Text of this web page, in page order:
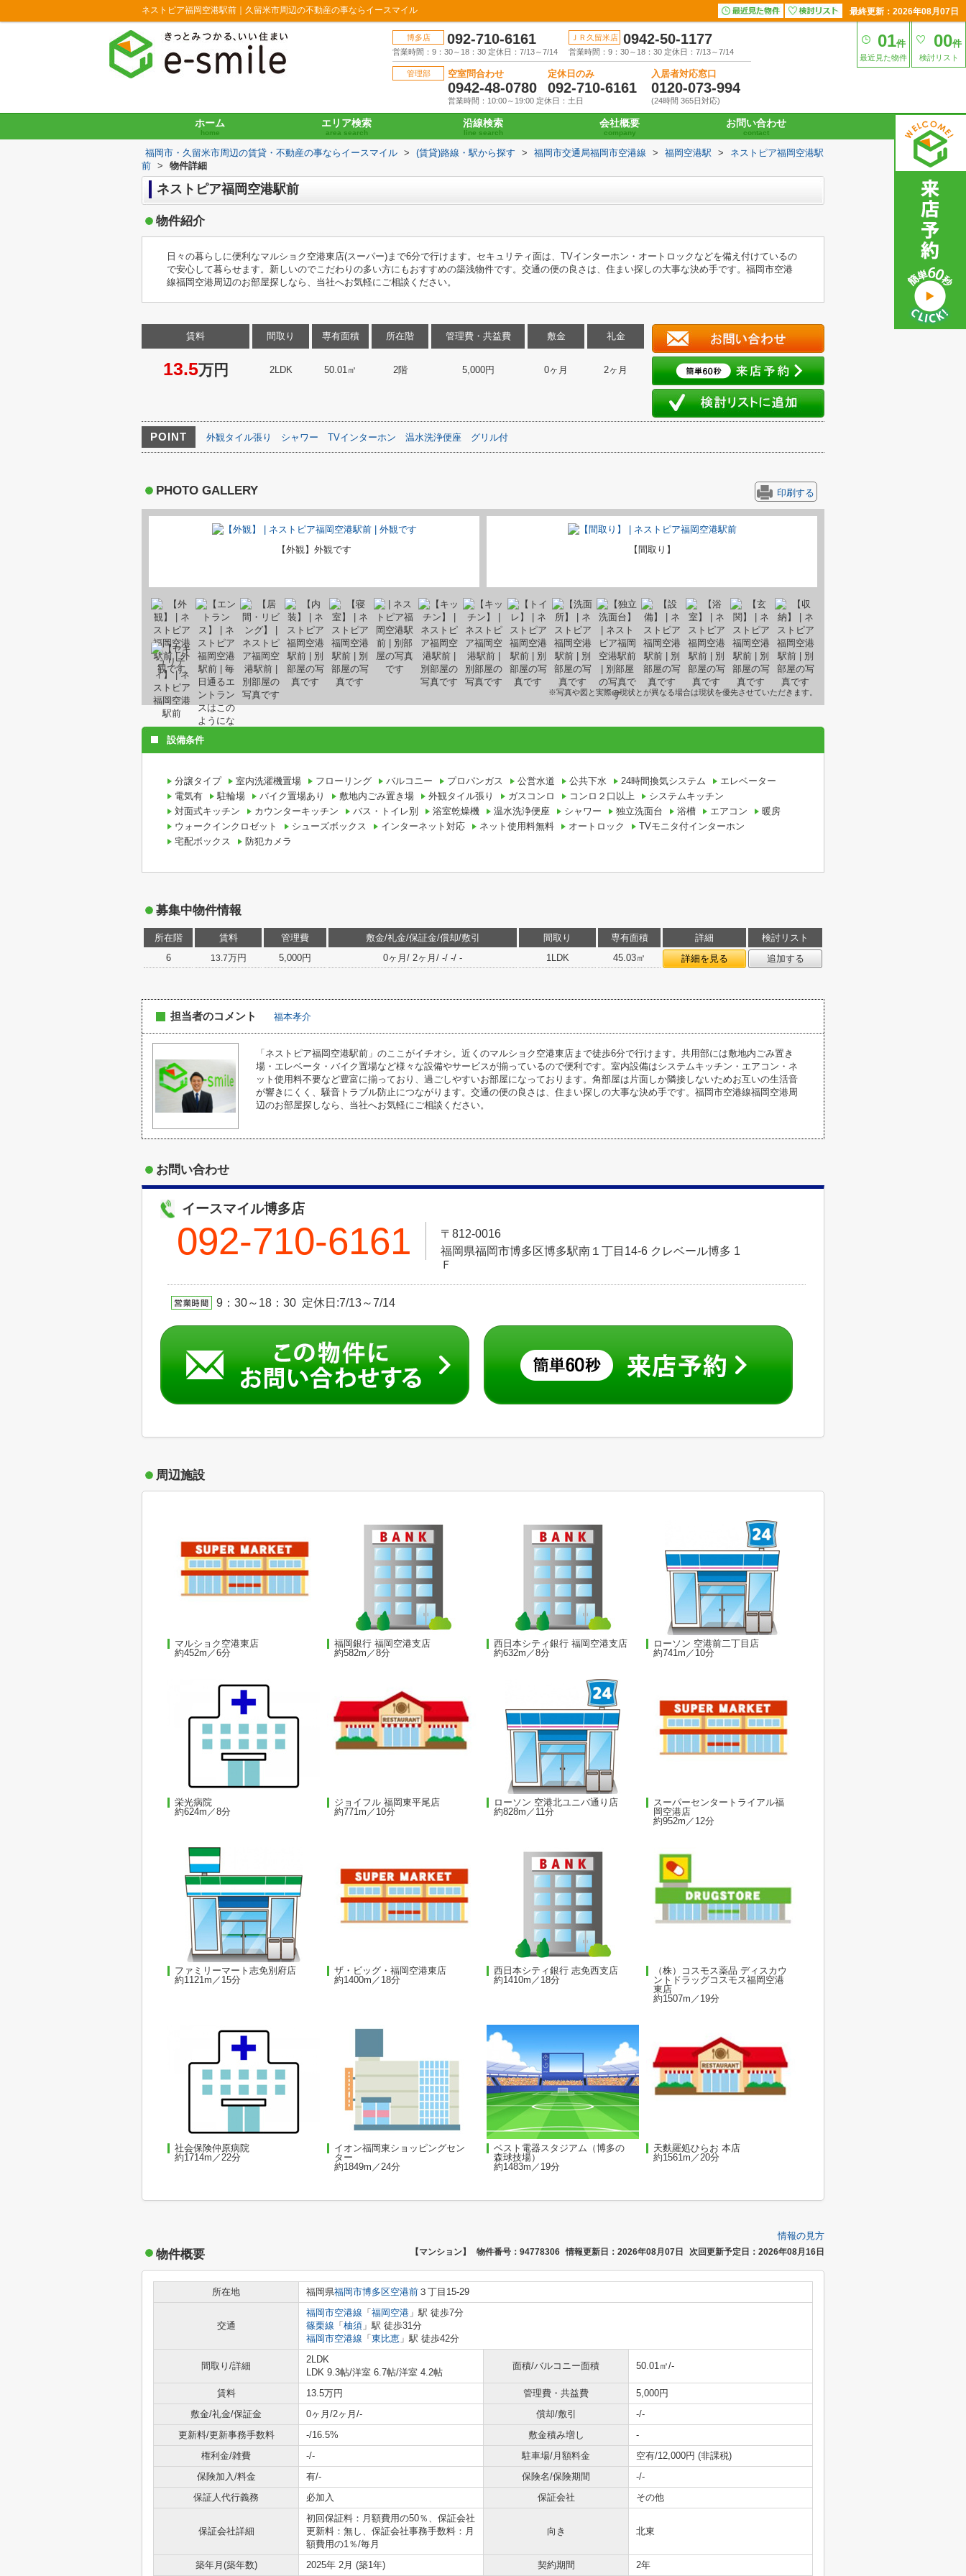
ネストピア福岡空港駅前｜久留米市周辺の不動産の事ならイースマイル 最終更新：2026年08月07日
博多店 092-710-6161
営業時間：9：30～18：30 定休日：7/13～7/14
ＪＲ久留米店 0942-50-1177
営業時間：9：30～18：30 定休日：7/13～7/14
管理部 空室問合わせ
0942-48-0780
定休日のみ
092-710-6161
営業時間：10:00～19:00 定休日：土日
入居者対応窓口
0120-073-994
(24時間 365日対応)
01件
最近見た物件
00件
検討リスト
ホーム
home
エリア検索
area search
沿線検索
line search
会社概要
company
お問い合わせ
contact
福岡市・久留米市周辺の賃貸・不動産の事ならイースマイル > (賃貸)路線・駅から探す > 福岡市交通局福岡市空港線 > 福岡空港駅 >
ネストピア福岡空港駅
前 > 物件詳細
ネストピア福岡空港駅前
物件紹介
日々の暮らしに便利なマルショク空港東店(スーパー)まで6分で行けます。セキュリティ面は、TVインターホン・オートロックなどを備え付けているの
で安心して暮らせます。新しいのでこだわりの多い方にもおすすめの築浅物件です。交通の便の良さは、住まい探しの大事な決め手です。福岡市空港
線福岡空港周辺のお部屋探しなら、当社へお気軽にご相談ください。
賃料
13.5万円
間取り
2LDK
専有面積
50.01㎡
所在階
2階
管理費・共益費
5,000円
敷金
0ヶ月
礼金
2ヶ月
POINT 外観タイル張り シャワー TVインターホン 温水洗浄便座 グリル付
PHOTO GALLERY 印刷する
【外観】外観です 【間取り】
※写真や図と実際の現状とが異なる場合は現状を優先させていただきます。
設備条件
分譲タイプ 室内洗濯機置場 フローリング バルコニー プロパンガス 公営水道 公共下水 24時間換気システム
エレベーター
電気有
駐輪場 バイク置場あり 敷地内ごみ置き場 外観タイル張り ガスコンロ コンロ２口以上
システムキッチン
対面式キッチン
カウンターキッチン バス・トイレ別 浴室乾燥機 温水洗浄便座 シャワー 独立洗面台 浴槽 エアコン
暖房
ウォークインクロゼット
シューズボックス インターネット対応 ネット使用料無料 オートロック
TVモニタ付インターホン
宅配ボックス
防犯カメラ
募集中物件情報
所在階 賃料 管理費 敷金/礼金/保証金/償却/敷引 間取り 専有面積 詳細
検討リスト
6
13.7万円 5,000円 0ヶ月/ 2ヶ月/ -/ -/ - 1LDK 45.03㎡ 詳細を見る 追加する
担当者のコメント 福本孝介
「ネストピア福岡空港駅前」のここがイチオシ。近くのマルショク空港東店まで徒歩6分で行けます。共用部には敷地内ごみ置き
場・エレベータ・バイク置場など様々な設備やサービスが揃っているので便利です。室内設備はシステムキッチン・エアコン・ネ
ット使用料不要など豊富に揃っており、過ごしやすいお部屋になっております。角部屋は片面しか隣接しないためお互いの生活音
が響きにくく、騒音トラブル防止につながります。交通の便の良さは、住まい探しの大事な決め手です。福岡市空港線福岡空港周
辺のお部屋探しなら、当社へお気軽にご相談ください。
お問い合わせ
イースマイル博多店
092-710-6161
〒812-0016
福岡県福岡市博多区博多駅南１丁目14-6 クレベール博多 1
Ｆ
9：30～18：30 定休日:7/13～7/14
周辺施設
マルショク空港東店
約452m／6分
福岡銀行 福岡空港支店
約582m／8分
西日本シティ銀行 福岡空港支店
約632m／8分
ローソン 空港前二丁目店
約741m／10分
栄光病院
約624m／8分
ジョイフル 福岡東平尾店
約771m／10分
ローソン 空港北ユニバ通り店
約828m／11分
スーパーセンタートライアル福
岡空港店
約952m／12分
ファミリーマート志免別府店
約1121m／15分
ザ・ビッグ・福岡空港東店
約1400m／18分
西日本シティ銀行 志免西支店
約1410m／18分
（株）コスモス薬品 ディスカウ
ントドラッグコスモス福岡空港
東店
約1507m／19分
社会保険仲原病院
約1714m／22分
イオン福岡東ショッピングセン
ター
約1849m／24分
ベスト電器スタジアム（博多の
森球技場）
約1483m／19分
天麩羅処ひらお 本店
約1561m／20分
情報の見方
物件概要 【マンション】 物件番号：94778306 情報更新日：2026年08月07日 次回更新予定日：2026年08月16日
所在地 福岡県福岡市博多区空港前 ３丁目15-29
交通
福岡市空港線 「 福岡空港 」駅 徒歩7分
篠栗線 「 柚須 」駅 徒歩31分
福岡市空港線 「 東比恵 」駅 徒歩42分
間取り/詳細
2LDK
LDK 9.3帖/洋室 6.7帖/洋室 4.2帖
面積/バルコニー面積 50.01㎡/-
賃料 13.5万円 管理費・共益費
5,000円
敷金/礼金/保証金
0ヶ月/2ヶ月/- 償却/敷引
-/-
更新料/更新事務手数料
-/16.5% 敷金積み増し
-
権利金/雑費
-/- 駐車場/月額料金
空有/12,000円 (非課税)
保険加入/料金
有/- 保険名/保険期間
-/-
保証人代行義務
必加入 保証会社 その他
保証会社詳細
初回保証料：月額費用の50％、保証会社
更新料：無し、保証会社事務手数料：月
額費用の1％/毎月
向き 北東
築年月(築年数) 2025年 2月 (築1年) 契約期間 2年